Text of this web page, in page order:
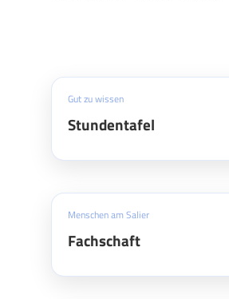
Gut zu wissen
Stundentafel
Menschen am Salier
Fachschaft